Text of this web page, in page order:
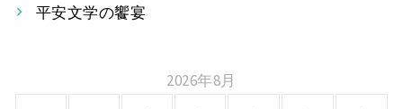
ン平安文学の饗宴
2026年8月